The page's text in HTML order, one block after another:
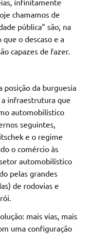
infinitamente
chamamos de
pública” são, na
o descaso e a
capazes de fazer.
posição da burguesia
infraestrutura que
automobilístico
seguintes,
e o regime
o comércio às
automobilístico
pelas grandes
de rodovias e
mais vias, mais
uma configuração